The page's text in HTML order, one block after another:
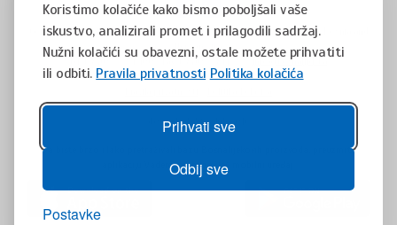
Koristimo kolačiće kako bismo poboljšali vaše
iskustvo, analizirali promet i prilagodili sadržaj.
Nužni kolačići su obavezni, ostale možete prihvatiti
ili odbiti. Pravila privatnosti Politika kolačića
Prihvati sve
Odbij sve
Postavke
Copyright © 2008 - 2017 - All rights reserved - Jukićeva 53, 71000 Sarajevo, Bosnia and
Herzegovina
tel. +387(0)33 254 400 - fax. +387(0)33 814 253 -
info@bosnalijek.ba
design byDWS- July 2016
Da biste brzo i lako pretraživali bazu Bosnalijekovih proizvoda, preuzmite
aplikaciju Vademaecum za Vaš mobilni uređaj.